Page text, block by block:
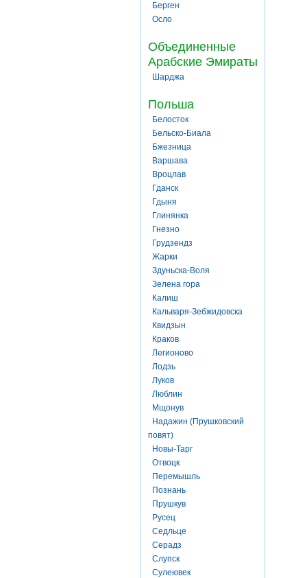
Берген
Осло
Объединенные
Арабские Эмираты
Шарджа
Польша
Белосток
Бельско-Биала
Бжезница
Варшава
Вроцлав
Гданск
Гдыня
Глинянка
Гнезно
Грудзендз
Жарки
Здуньска-Воля
Зелена гора
Калиш
Кальваря-Зебжидовска
Квидзын
Краков
Легионово
Лодзь
Луков
Люблин
Мщонув
Надажин (Прушковский
повят)
Новы-Тарг
Отвоцк
Перемышль
Познань
Прушкув
Русец
Седльце
Серадз
Слупск
Сулеювек